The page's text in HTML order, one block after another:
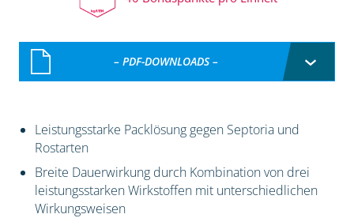
– PDF-DOWNLOADS –
Leistungsstarke Packlösung gegen Septoria und
Rostarten
Breite Dauerwirkung durch Kombination von drei
leistungsstarken Wirkstoffen mit unterschiedlichen
Wirkungsweisen